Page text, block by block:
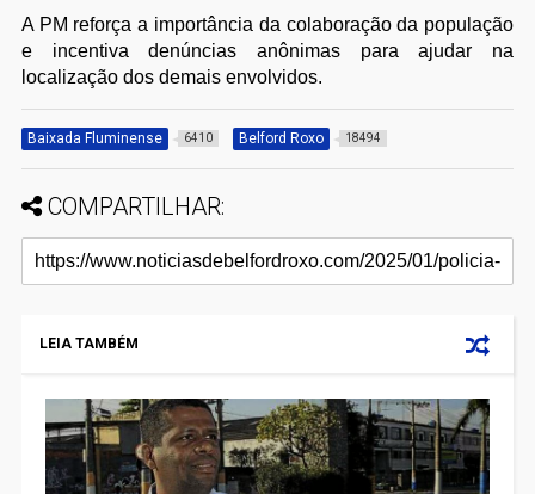
A PM reforça a importância da colaboração da população
e incentiva denúncias anônimas para ajudar na
localização dos demais envolvidos.
Baixada Fluminense 6410 Belford Roxo 18494
COMPARTILHAR:
LEIA TAMBÉM